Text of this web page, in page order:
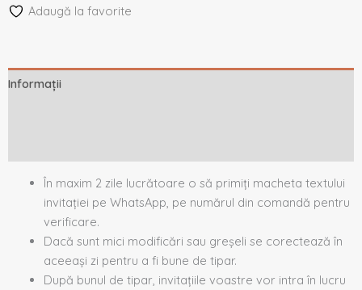
Adaugă la favorite
Informații
În maxim 2 zile lucrătoare o să primiți macheta textului
invitației pe WhatsApp, pe numărul din comandă pentru
verificare.
Dacă sunt mici modificări sau greșeli se corectează în
aceeași zi pentru a fi bune de tipar.
După bunul de tipar, invitațiile voastre vor intra în lucru